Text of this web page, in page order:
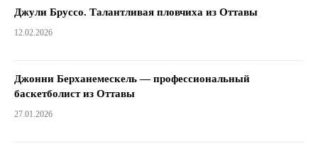
Джули Бруссо. Талантливая пловчиха из Оттавы
12.02.2026
Джонни Берханемескель — профессиональный
баскетболист из Оттавы
27.01.2026